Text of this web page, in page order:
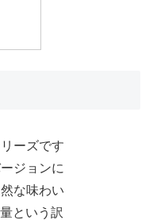
ーズです
ジョンに
な味わい
という訳